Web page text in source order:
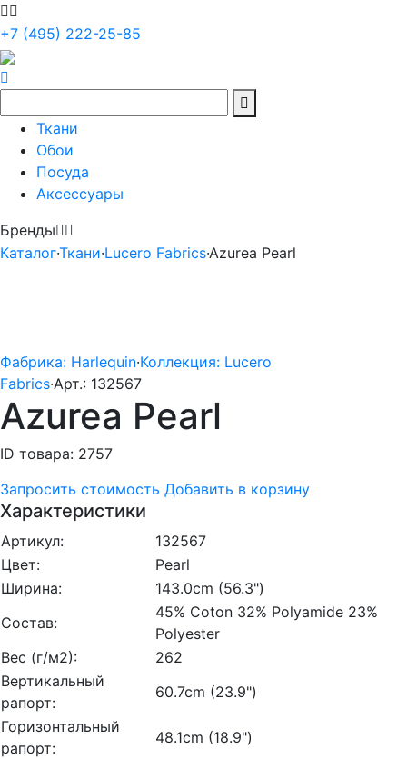
+7 (495) 222-25-85
Ткани
Обои
Посуда
Аксессуары
Бренды
Каталог·Ткани·Lucero Fabrics·Azurea Pearl
Фабрика: Harlequin·Коллекция: Lucero
Fabrics·Арт.: 132567
Azurea Pearl
ID товара: 2757
Запросить стоимость Добавить в корзину
Характеристики
Артикул:
132567
Цвет:
Pearl
Ширина:
143.0cm (56.3")
Состав:
45% Coton 32% Polyamide 23%
Polyester
Вес (г/м2):
262
Вертикальный
рапорт:
60.7cm (23.9")
Горизонтальный
рапорт:
48.1cm (18.9")